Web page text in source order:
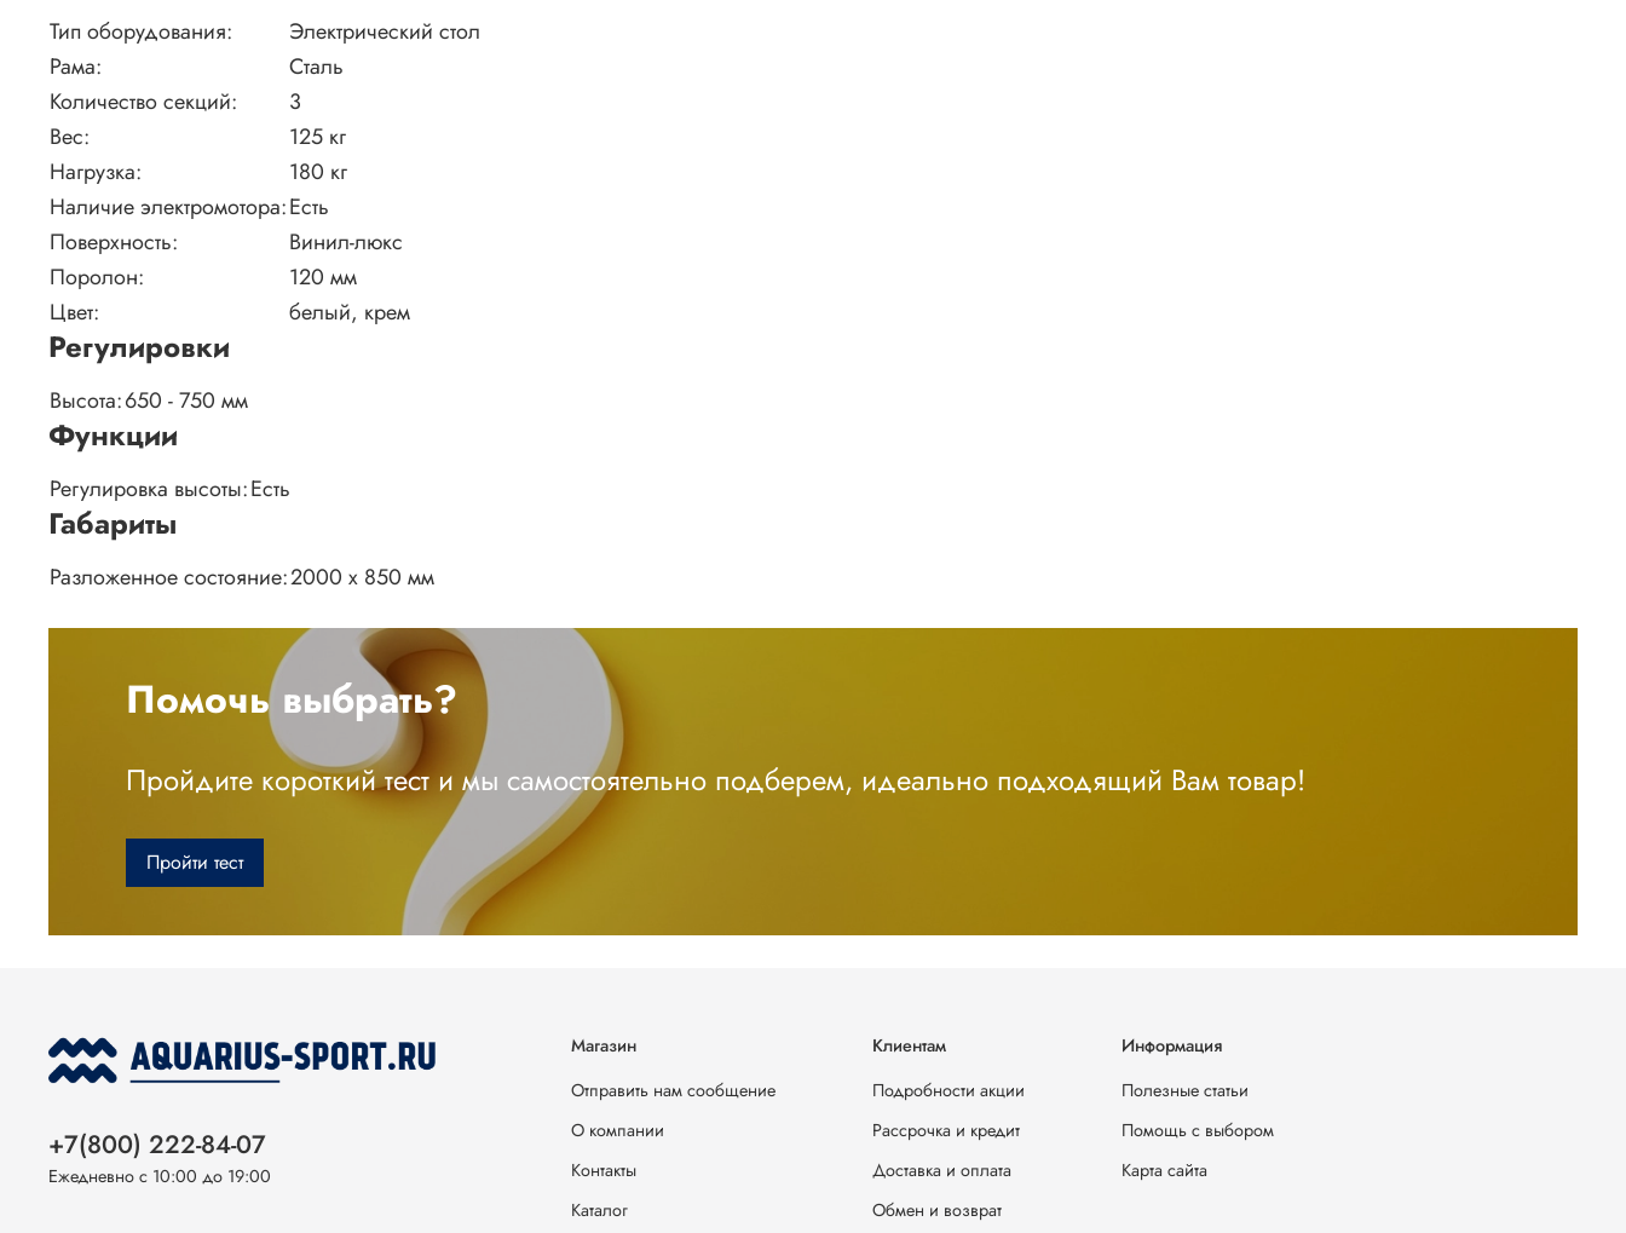
Тип оборудования:
Электрический стол
Рама:
Сталь
Количество секций:
3
Вес:
125 кг
Нагрузка:
180 кг
Наличие электромотора:Есть
Поверхность:
Винил-люкс
Поролон:
120 мм
Цвет:
белый, крем
Регулировки
Высота:650 - 750 мм
Функции
Регулировка высоты:Есть
Габариты
Разложенное состояние:2000 х 850 мм
Помочь выбрать?
Пройдите короткий тест и мы самостоятельно подберем, идеально подходящий Вам товар!
Пройти тест
Магазин
Отправить нам сообщение
О компании
Контакты
Каталог
Клиентам
Подробности акции
Рассрочка и кредит
Доставка и оплата
Обмен и возврат
Информация
Полезные статьи
Помощь с выбором
Карта сайта
+7(800) 222-84-07
Ежедневно с 10:00 до 19:00